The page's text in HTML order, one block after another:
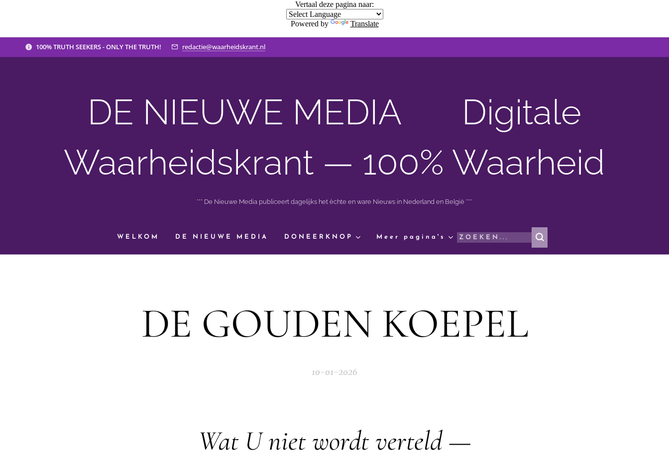
Vertaal deze pagina naar:
Powered by Translate
100% TRUTH SEEKERS - ONLY THE TRUTH! redactie@waarheidskrant.nl
DE NIEUWE MEDIA 🟣 Digitale
Waarheidskrant — 100% Waarheid
*** De Nieuwe Media publiceert dagelijks het èchte en ware Nieuws in Nederland en België ***
WELKOM DE NIEUWE MEDIA DONEERKNOP Meer pagina's
DE GOUDEN KOEPEL
10-01-2026
Wat U niet wordt verteld —